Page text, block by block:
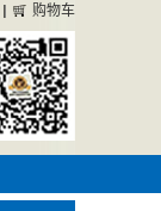
购物车